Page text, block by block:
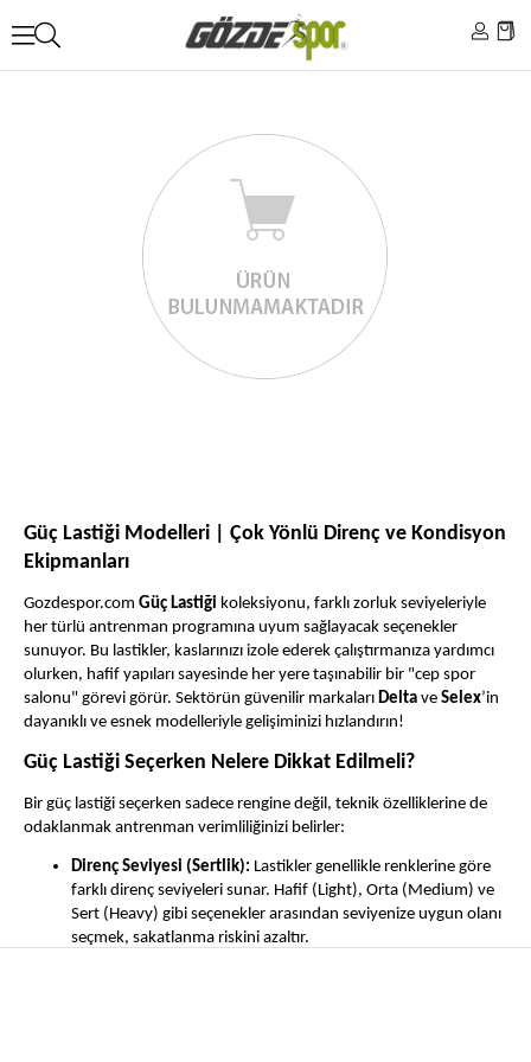
Güç Lastiği Modelleri | Çok Yönlü Direnç ve Kondisyon
Ekipmanları
Gozdespor.com Güç Lastiği koleksiyonu, farklı zorluk seviyeleriyle
her türlü antrenman programına uyum sağlayacak seçenekler
sunuyor. Bu lastikler, kaslarınızı izole ederek çalıştırmanıza yardımcı
olurken, hafif yapıları sayesinde her yere taşınabilir bir "cep spor
salonu" görevi görür. Sektörün güvenilir markaları Delta ve Selex’in
dayanıklı ve esnek modelleriyle gelişiminizi hızlandırın!
Güç Lastiği Seçerken Nelere Dikkat Edilmeli?
Bir güç lastiği seçerken sadece rengine değil, teknik özelliklerine de
odaklanmak antrenman verimliliğinizi belirler:
Direnç Seviyesi (Sertlik): Lastikler genellikle renklerine göre
farklı direnç seviyeleri sunar. Hafif (Light), Orta (Medium) ve
Sert (Heavy) gibi seçenekler arasından seviyenize uygun olanı
seçmek, sakatlanma riskini azaltır.